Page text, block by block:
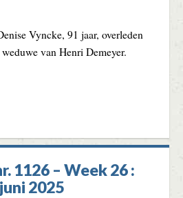
Vyncke, 91 jaar, overleden
van Henri Demeyer.
1126 – Week 26 :
2025